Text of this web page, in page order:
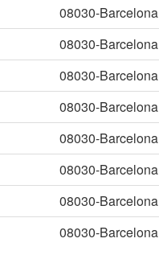
08030-Barcelona
08030-Barcelona
08030-Barcelona
08030-Barcelona
08030-Barcelona
08030-Barcelona
08030-Barcelona
08030-Barcelona